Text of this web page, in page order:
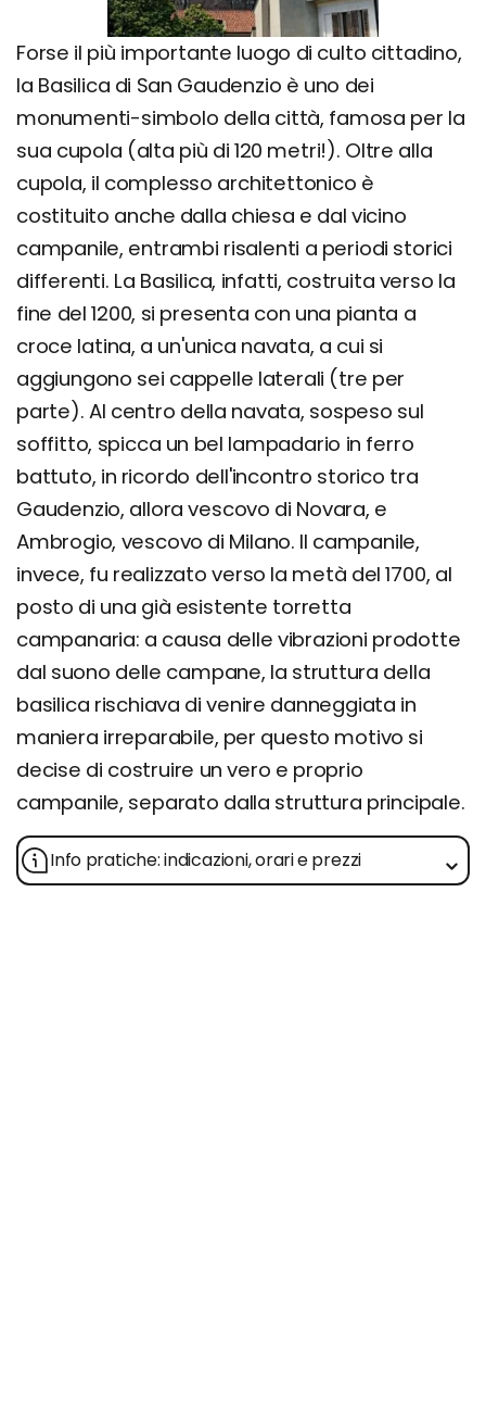
Forse il più importante luogo di culto cittadino,
la Basilica di San Gaudenzio è uno dei
monumenti-simbolo della città, famosa per la
sua cupola (alta più di 120 metri!). Oltre alla
cupola, il complesso architettonico è
costituito anche dalla chiesa e dal vicino
campanile, entrambi risalenti a periodi storici
differenti. La Basilica, infatti, costruita verso la
fine del 1200, si presenta con una pianta a
croce latina, a un'unica navata, a cui si
aggiungono sei cappelle laterali (tre per
parte). Al centro della navata, sospeso sul
soffitto, spicca un bel lampadario in ferro
battuto, in ricordo dell'incontro storico tra
Gaudenzio, allora vescovo di Novara, e
Ambrogio, vescovo di Milano. Il campanile,
invece, fu realizzato verso la metà del 1700, al
posto di una già esistente torretta
campanaria: a causa delle vibrazioni prodotte
dal suono delle campane, la struttura della
basilica rischiava di venire danneggiata in
maniera irreparabile, per questo motivo si
decise di costruire un vero e proprio
campanile, separato dalla struttura principale.
Info pratiche: indicazioni, orari e prezzi